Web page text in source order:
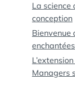
La science
conception
Bienvenue
Managers